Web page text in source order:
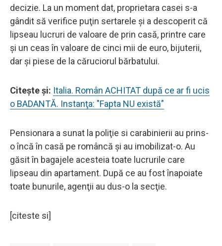
decizie. La un moment dat, proprietara casei s-a
gândit să verifice puţin sertarele şi a descoperit că
lipseau lucruri de valoare de prin casă, printre care
şi un ceas în valoare de cinci mii de euro, bijuterii,
dar şi piese de la căruciorul bărbatului.
Citeşte şi: Italia. Român ACHITAT după ce ar fi ucis
o BADANTĂ. Instanţa: "Fapta NU există"
Pensionara a sunat la poliţie si carabinierii au prins-
o încă în casă pe româncă şi au imobilizat-o. Au
găsit în bagajele acesteia toate lucrurile care
lipseau din apartament. După ce au fost înapoiate
toate bunurile, agenţii au dus-o la secţie.
[citeste si]